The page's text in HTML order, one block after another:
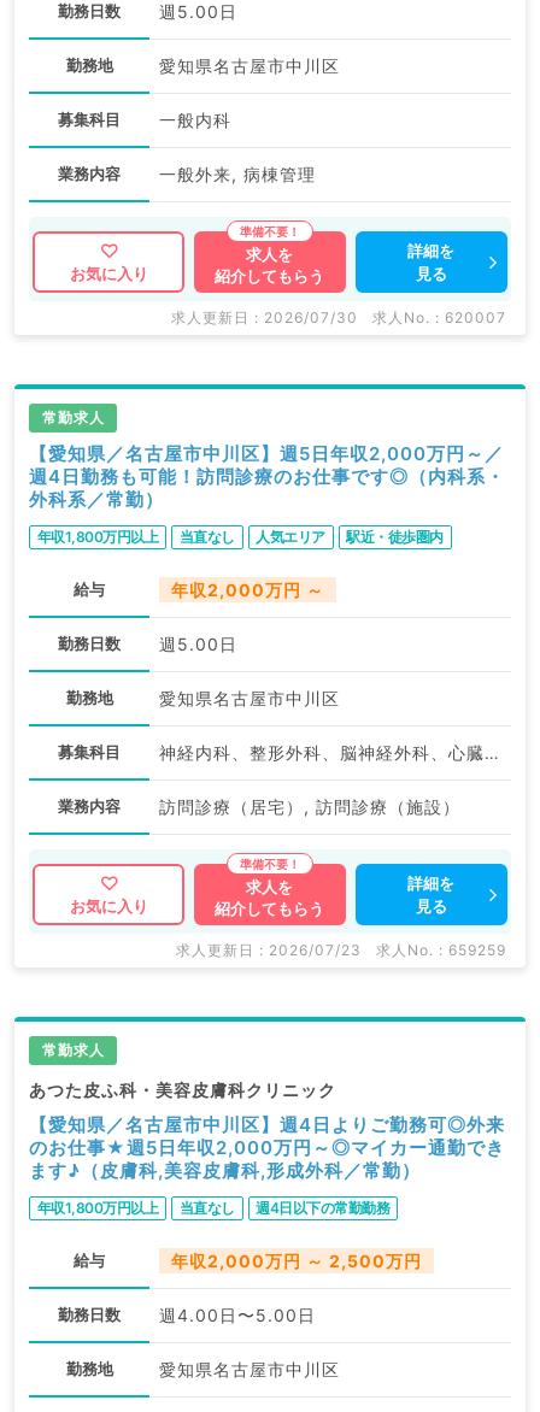
勤務日数 週5.00日
勤務地 愛知県名古屋市中川区
募集科目 一般内科
業務内容 一般外来, 病棟管理
お気に入り
求人を
紹介してもらう
詳細を
見る
求人更新日 : 2026/07/30 求人No. : 620007
常勤求人
【愛知県／名古屋市中川区】週5日年収2,000万円～／
週4日勤務も可能！訪問診療のお仕事です◎（内科系・
外科系／常勤）
年収1,800万円以上 当直なし 人気エリア 駅近・徒歩圏内
給与 年収2,000万円 ～
勤務日数 週5.00日
勤務地 愛知県名古屋市中川区
募集科目 神経内科、整形外科、脳神経外科、心臓血管外科、泌尿器科、一般内科、循環器内科、呼吸器内科、消化器内科、内分泌・代謝内科、腎臓内科、老年内科、血液内科、外科系全般、一般外科、消化器外科
業務内容 訪問診療（居宅）, 訪問診療（施設）
お気に入り
求人を
紹介してもらう
詳細を
見る
求人更新日 : 2026/07/23 求人No. : 659259
常勤求人
あつた皮ふ科・美容皮膚科クリニック
【愛知県／名古屋市中川区】週4日よりご勤務可◎外来
のお仕事★週5日年収2,000万円～◎マイカー通勤でき
ます♪（皮膚科,美容皮膚科,形成外科／常勤）
年収1,800万円以上 当直なし 週4日以下の常勤勤務
給与 年収2,000万円 ～ 2,500万円
勤務日数 週4.00日〜5.00日
勤務地 愛知県名古屋市中川区